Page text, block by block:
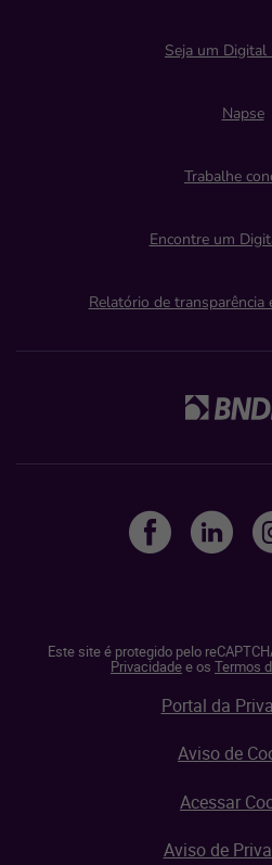
Seja um Digital
Napse
Trabalhe
Encontre um
Relatório de transparência
Este site é protegido pelo
Privacidadee os Termos
Portal da
Aviso de
Acessar
Aviso de